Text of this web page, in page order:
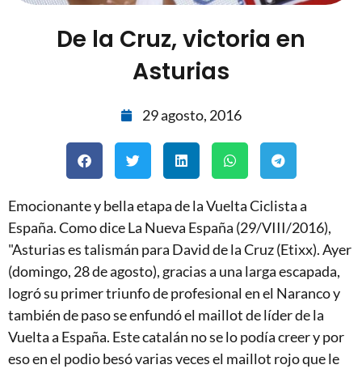
De la Cruz, victoria en
Asturias
29 agosto, 2016
Emocionante y bella etapa de la Vuelta Ciclista a
España. Como dice La Nueva España (29/VIII/2016),
"Asturias es talismán para David de la Cruz (Etixx). Ayer
(domingo, 28 de agosto), gracias a una larga escapada,
logró su primer triunfo de profesional en el Naranco y
también de paso se enfundó el maillot de líder de la
Vuelta a España. Este catalán no se lo podía creer y por
eso en el podio besó varias veces el maillot rojo que le